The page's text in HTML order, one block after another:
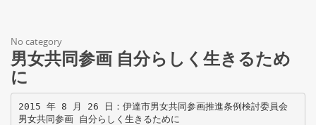
No category
男女共同参画 自分らしく生きるため
に
2015 年 8 月 26 日：伊達市男女共同参画推進条例検討委員会
男女共同参画 自分らしく生きるために